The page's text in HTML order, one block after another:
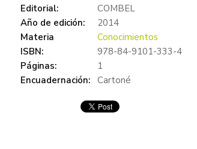
Editorial:
COMBEL
Año de edición:
2014
Materia
Conocimientos
ISBN:
978-84-9101-333-4
Páginas:
1
Encuadernación:
Cartoné